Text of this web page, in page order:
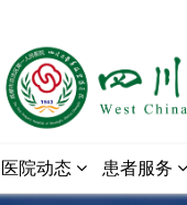
医院动态 患者服务